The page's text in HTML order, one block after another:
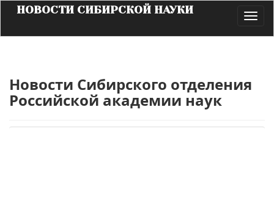
НОВОСТИ СИБИРСКОЙ НАУКИ
Новости Сибирского отделения
Российской академии наук